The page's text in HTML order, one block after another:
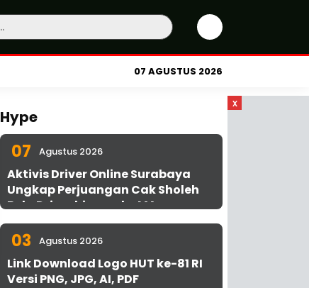
07 AGUSTUS 2026
x
Hype
07 Agustus 2026
Aktivis Driver Online Surabaya
Ungkap Perjuangan Cak Sholeh
Bela Driver hingga ke MA
03 Agustus 2026
Link Download Logo HUT ke-81 RI
Versi PNG, JPG, AI, PDF